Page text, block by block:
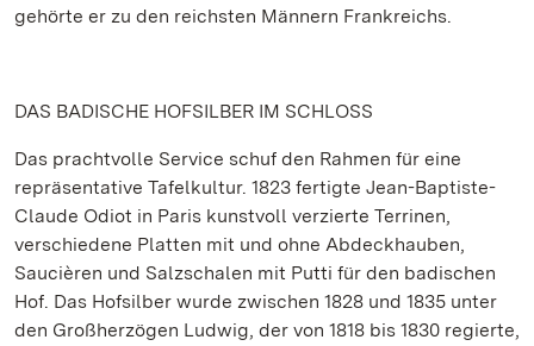
gehörte er zu den reichsten Männern Frankreichs.
DAS BADISCHE HOFSILBER IM SCHLOSS
Das prachtvolle Service schuf den Rahmen für eine
repräsentative Tafelkultur. 1823 fertigte Jean-Baptiste-
Claude Odiot in Paris kunstvoll verzierte Terrinen,
verschiedene Platten mit und ohne Abdeckhauben,
Saucièren und Salzschalen mit Putti für den badischen
Hof. Das Hofsilber wurde zwischen 1828 und 1835 unter
den Großherzögen Ludwig, der von 1818 bis 1830 regierte,